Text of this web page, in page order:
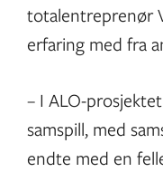
totalentreprenør
erfaring med fra
– I ALO-
samspill, med
endte med en